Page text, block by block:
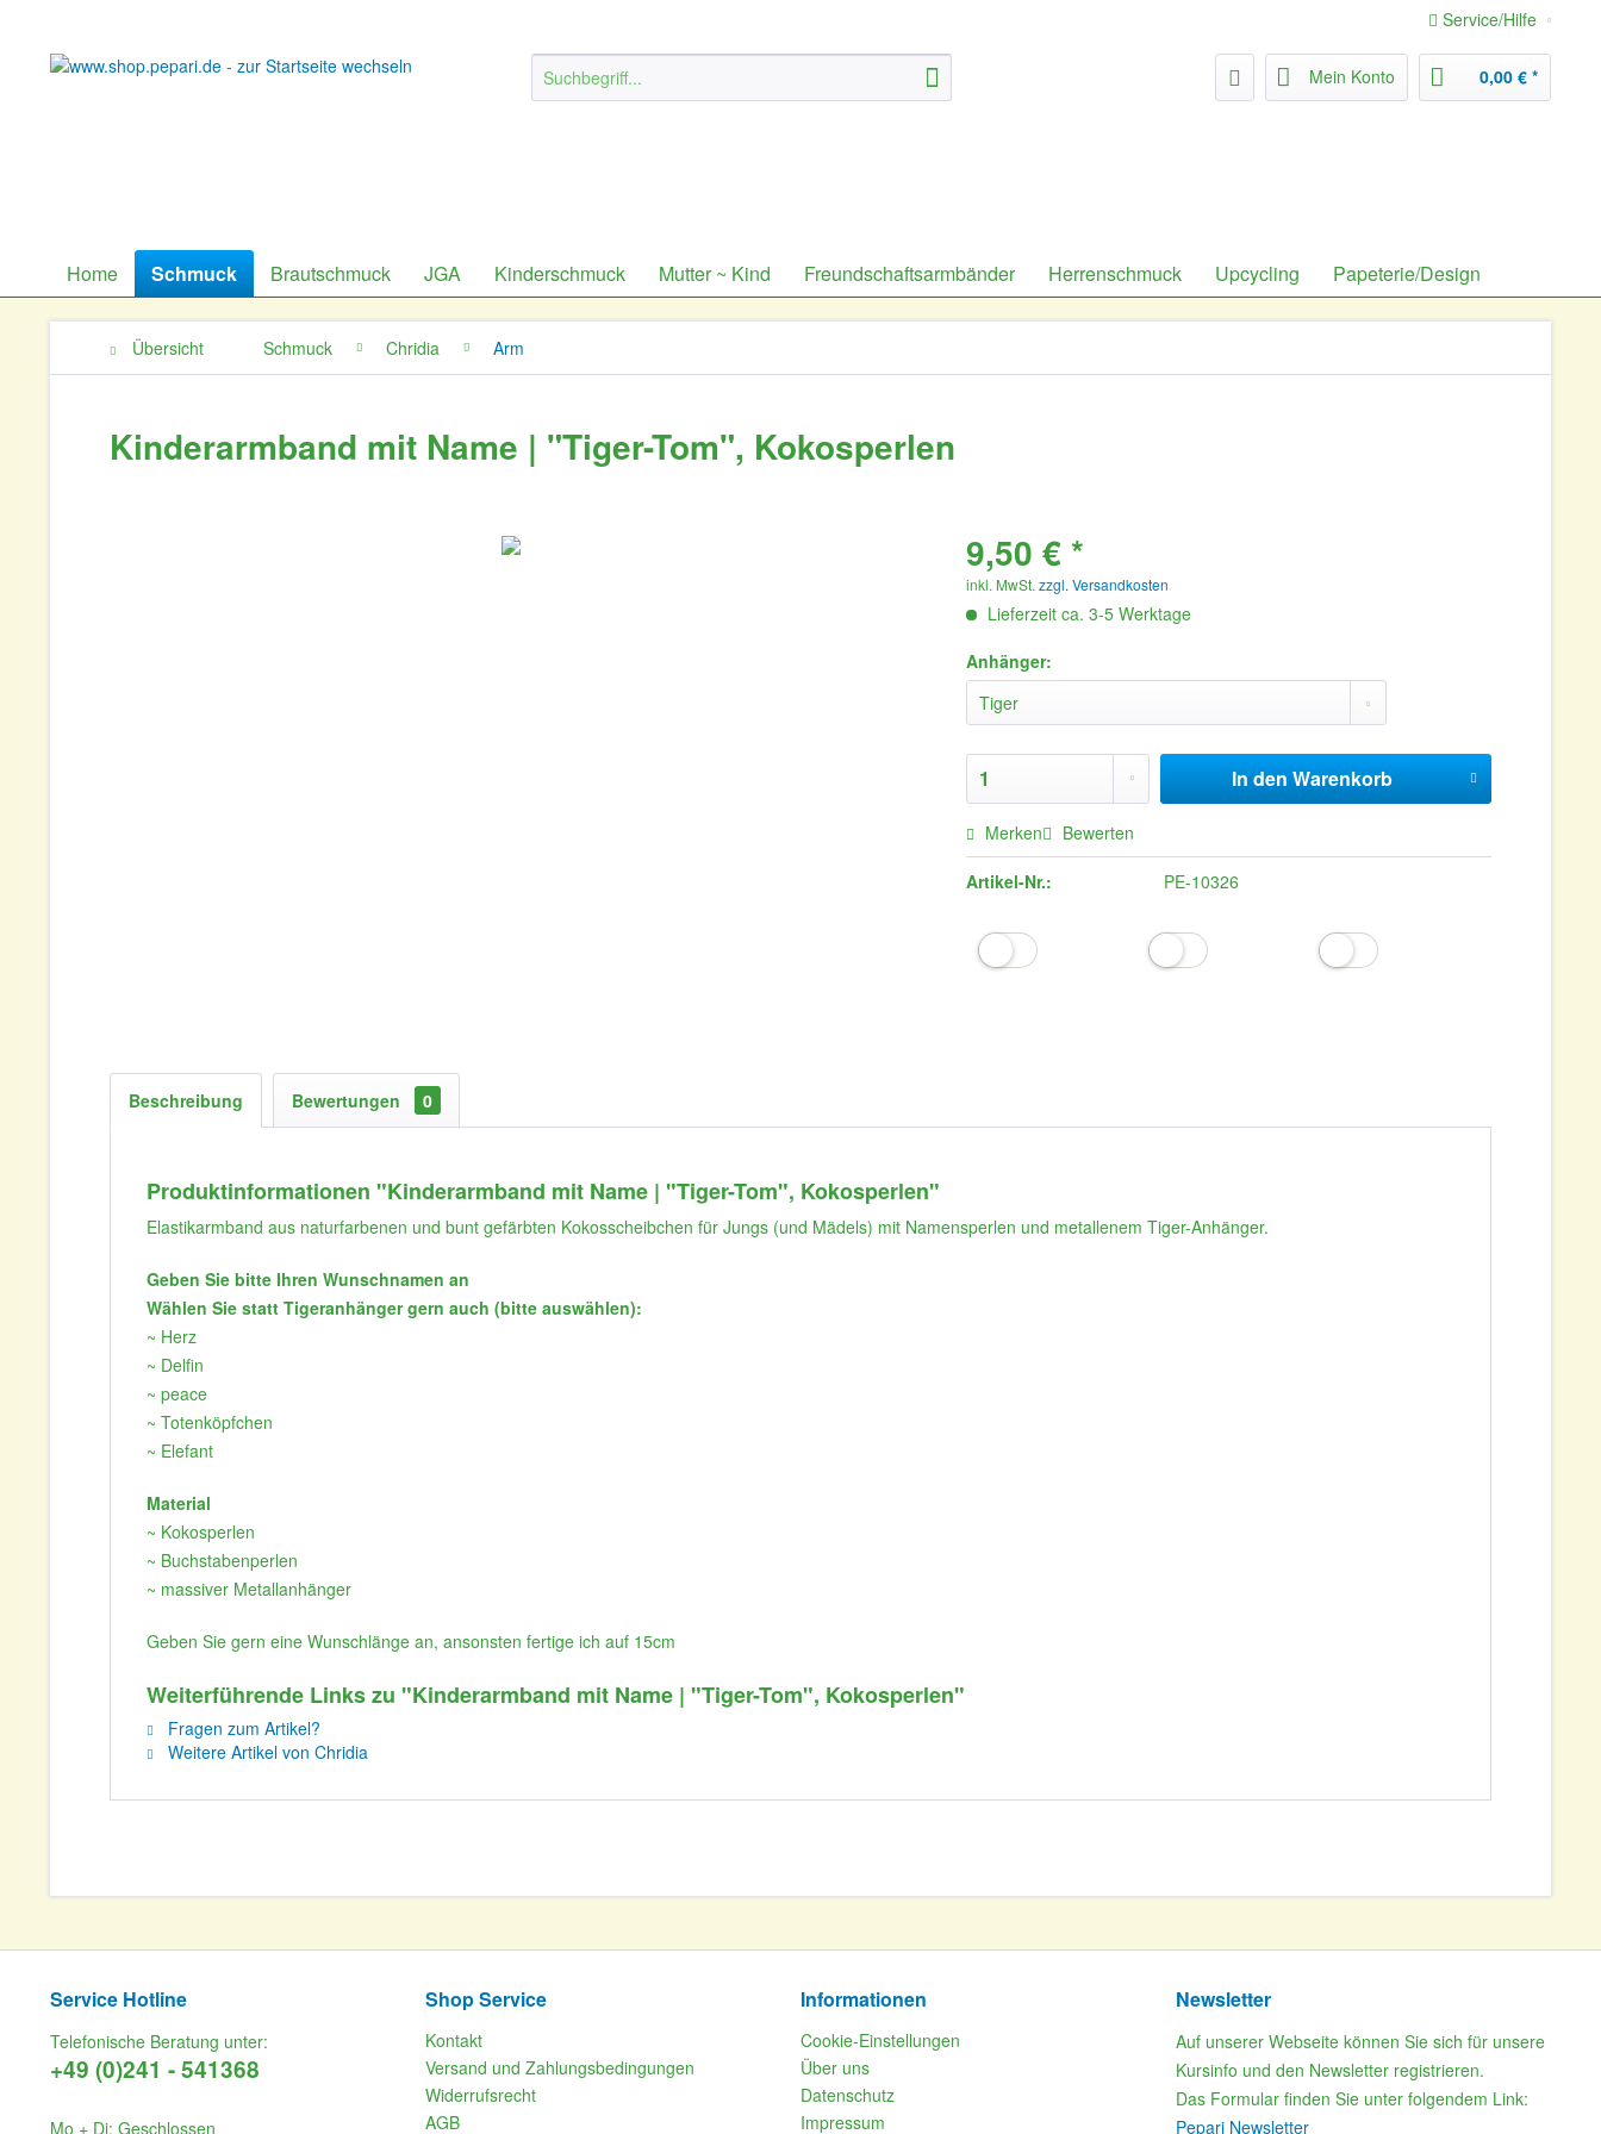
Service/Hilfe
Mein Konto 0,00 € *
Home Schmuck Brautschmuck JGA Kinderschmuck Mutter ~ Kind Freundschaftsarmbänder Herrenschmuck Upcycling Papeterie/Design
Übersicht Schmuck Chridia Arm
Kinderarmband mit Name | "Tiger-Tom", Kokosperlen
9,50 € *
inkl. MwSt.zzgl. Versandkosten
Lieferzeit ca. 3-5 Werktage
Anhänger:
In den Warenkorb
Merken Bewerten
Artikel-Nr.: PE-10326
Beschreibung Bewertungen 0
Produktinformationen "Kinderarmband mit Name | "Tiger-Tom", Kokosperlen"
Elastikarmband aus naturfarbenen und bunt gefärbten Kokosscheibchen für Jungs (und Mädels) mit Namensperlen und metallenem Tiger-Anhänger.
Geben Sie bitte Ihren Wunschnamen an
Wählen Sie statt Tigeranhänger gern auch (bitte auswählen):
~ Herz
~ Delfin
~ peace
~ Totenköpfchen
~ Elefant
Material
~ Kokosperlen
~ Buchstabenperlen
~ massiver Metallanhänger
Geben Sie gern eine Wunschlänge an, ansonsten fertige ich auf 15cm
Weiterführende Links zu "Kinderarmband mit Name | "Tiger-Tom", Kokosperlen"
Fragen zum Artikel?
Weitere Artikel von Chridia
Service Hotline
Telefonische Beratung unter:
+49 (0)241 - 541368
Mo + Di: Geschlossen
Shop Service
Kontakt
Versand und Zahlungsbedingungen
Widerrufsrecht
AGB
Informationen
Cookie-Einstellungen
Über uns
Datenschutz
Impressum
Newsletter
Auf unserer Webseite können Sie sich für unsere
Kursinfo und den Newsletter registrieren.
Das Formular finden Sie unter folgendem Link:
Pepari Newsletter